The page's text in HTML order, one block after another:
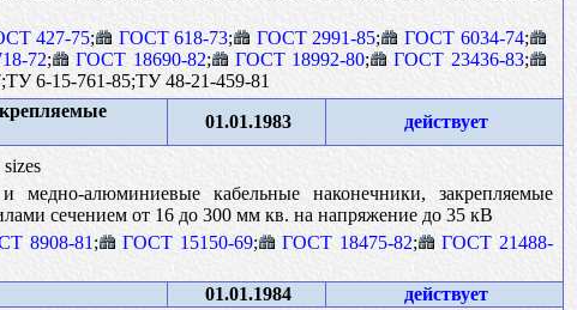
427-75; ГОСТ 618-73; ГОСТ 2991-85; ГОСТ 6034-74;
72; ГОСТ 18690-82; ГОСТ 18992-80; ГОСТ 23436-83;
6-15-761-85;ТУ 48-21-459-81
01.01.1983 действует
медно-алюминиевые кабельные наконечники, закрепляемые
сечением от 16 до 300 мм кв. на напряжение до 35 кВ
8908-81 ; ГОСТ 15150-69; ГОСТ 18475-82;
ГОСТ 21488-
01.01.1984
действует